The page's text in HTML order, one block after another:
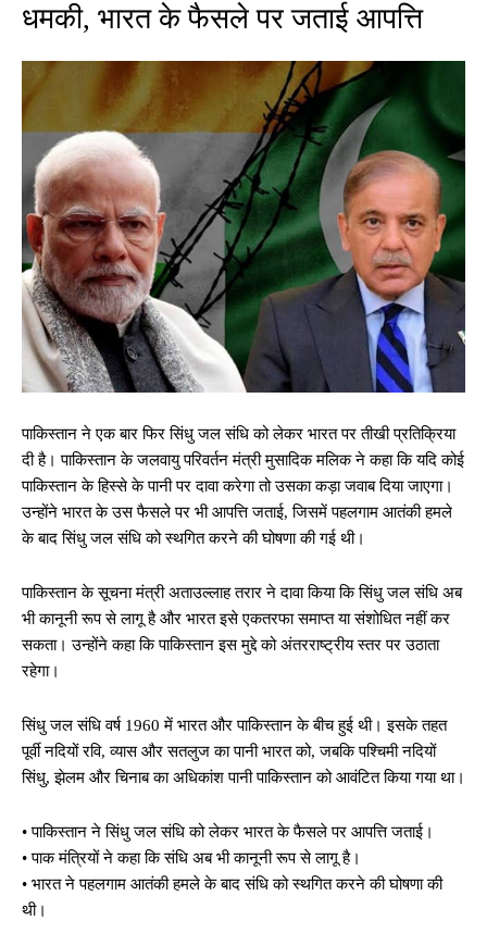
धमकी, भारत के फैसले पर जताई आपत्ति
पाकिस्तान ने एक बार फिर सिंधु जल संधि को लेकर भारत पर तीखी प्रतिक्रिया
दी है। पाकिस्तान के जलवायु परिवर्तन मंत्री मुसादिक मलिक ने कहा कि यदि कोई
पाकिस्तान के हिस्से के पानी पर दावा करेगा तो उसका कड़ा जवाब दिया जाएगा।
उन्होंने भारत के उस फैसले पर भी आपत्ति जताई, जिसमें पहलगाम आतंकी हमले
के बाद सिंधु जल संधि को स्थगित करने की घोषणा की गई थी।
पाकिस्तान के सूचना मंत्री अताउल्लाह तरार ने दावा किया कि सिंधु जल संधि अब
भी कानूनी रूप से लागू है और भारत इसे एकतरफा समाप्त या संशोधित नहीं कर
सकता। उन्होंने कहा कि पाकिस्तान इस मुद्दे को अंतरराष्ट्रीय स्तर पर उठाता
रहेगा।
सिंधु जल संधि वर्ष 1960 में भारत और पाकिस्तान के बीच हुई थी। इसके तहत
पूर्वी नदियों रवि, व्यास और सतलुज का पानी भारत को, जबकि पश्चिमी नदियों
सिंधु, झेलम और चिनाब का अधिकांश पानी पाकिस्तान को आवंटित किया गया था।
• पाकिस्तान ने सिंधु जल संधि को लेकर भारत के फैसले पर आपत्ति जताई।
• पाक मंत्रियों ने कहा कि संधि अब भी कानूनी रूप से लागू है।
• भारत ने पहलगाम आतंकी हमले के बाद संधि को स्थगित करने की घोषणा की
थी।